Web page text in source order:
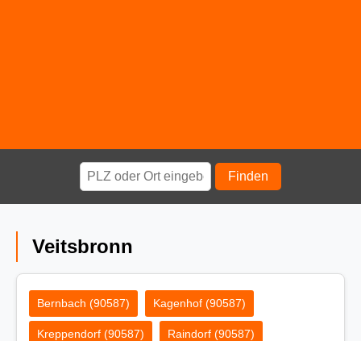
Finden
Veitsbronn
Bernbach (90587) Kagenhof (90587)
Kreppendorf (90587) Raindorf (90587)